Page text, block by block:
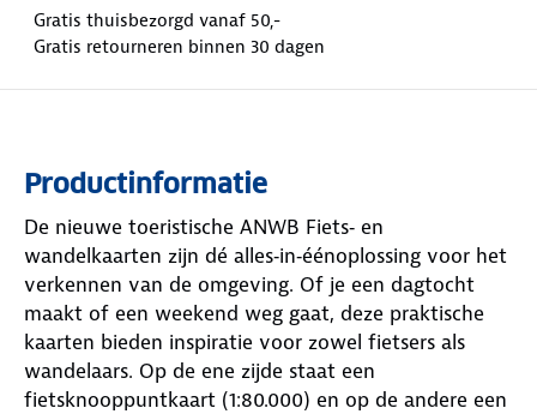
Gratis thuisbezorgd vanaf 50,-
Gratis retourneren binnen 30 dagen
Productinformatie
De nieuwe toeristische ANWB Fiets‑ en
wandelkaarten zijn dé alles‑in‑éénoplossing voor het
verkennen van de omgeving. Of je een dagtocht
maakt of een weekend weg gaat, deze praktische
kaarten bieden inspiratie voor zowel fietsers als
wandelaars. Op de ene zijde staat een
fietsknooppuntkaart (1:80.000) en op de andere een